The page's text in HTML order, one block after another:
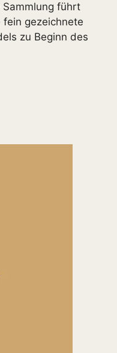
führt
gezeichnete
zu Beginn des